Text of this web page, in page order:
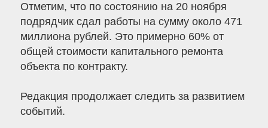
Отметим, что по состоянию на 20 ноября
подрядчик сдал работы на сумму около 471
миллиона рублей. Это примерно 60% от
общей стоимости капитального ремонта
объекта по контракту.
Редакция продолжает следить за развитием
событий.